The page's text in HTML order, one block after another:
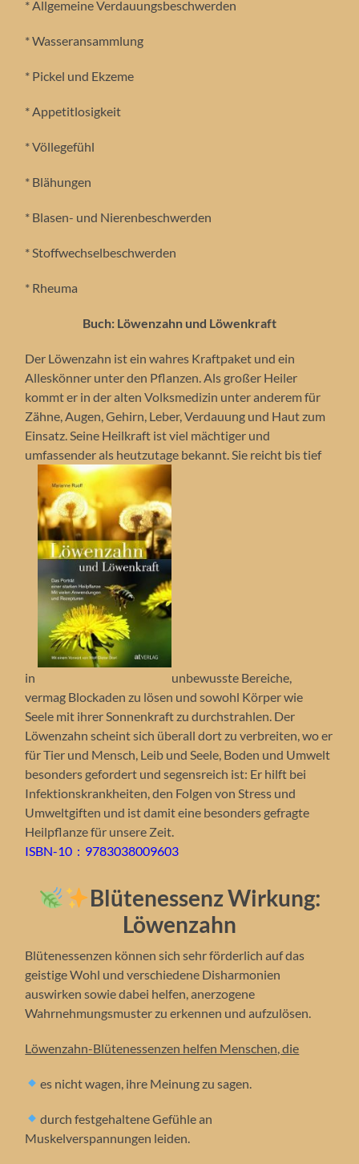
* Allgemeine Verdauungsbeschwerden
* Wasseransammlung
* Pickel und Ekzeme
* Appetitlosigkeit
* Völlegefühl
* Blähungen
* Blasen- und Nierenbeschwerden
* Stoffwechselbeschwerden
* Rheuma
Buch: Löwenzahn und Löwenkraft
Der Löwenzahn ist ein wahres Kraftpaket und ein
Alleskönner unter den Pflanzen. Als großer Heiler
kommt er in der alten Volksmedizin unter anderem für
Zähne, Augen, Gehirn, Leber, Verdauung und Haut zum
Einsatz. Seine Heilkraft ist viel mächtiger und
umfassender als heutzutage bekannt. Sie reicht bis tief
in
unbewusste Bereiche,
vermag Blockaden zu lösen und sowohl Körper wie
Seele mit ihrer Sonnenkraft zu durchstrahlen. Der
Löwenzahn scheint sich überall dort zu verbreiten, wo er
für Tier und Mensch, Leib und Seele, Boden und Umwelt
besonders gefordert und segensreich ist: Er hilft bei
Infektionskrankheiten, den Folgen von Stress und
Umweltgiften und ist damit eine besonders gefragte
Heilpflanze für unsere Zeit.
ISBN-10 ‏ : ‎ 9783038009603
Blütenessenz Wirkung:
Löwenzahn
Blütenessenzen können sich sehr förderlich auf das
geistige Wohl und verschiedene Disharmonien
auswirken sowie dabei helfen, anerzogene
Wahrnehmungsmuster zu erkennen und aufzulösen.
Löwenzahn-Blütenessenzen helfen Menschen, die
es nicht wagen, ihre Meinung zu sagen.
durch festgehaltene Gefühle an
Muskelverspannungen leiden.